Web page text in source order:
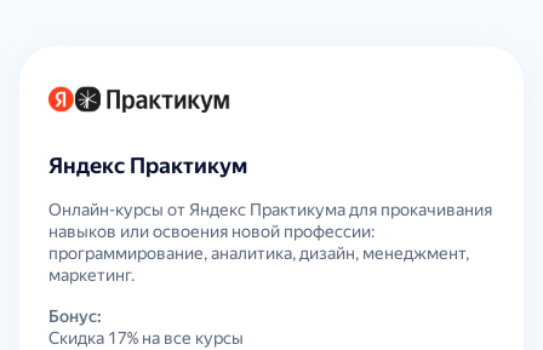
Яндекс Практикум
Онлайн-курсы от Яндекс Практикума для прокачивания
навыков или освоения новой профессии:
программирование, аналитика, дизайн, менеджмент,
маркетинг.
Бонус:
Скидка 17% на все курсы